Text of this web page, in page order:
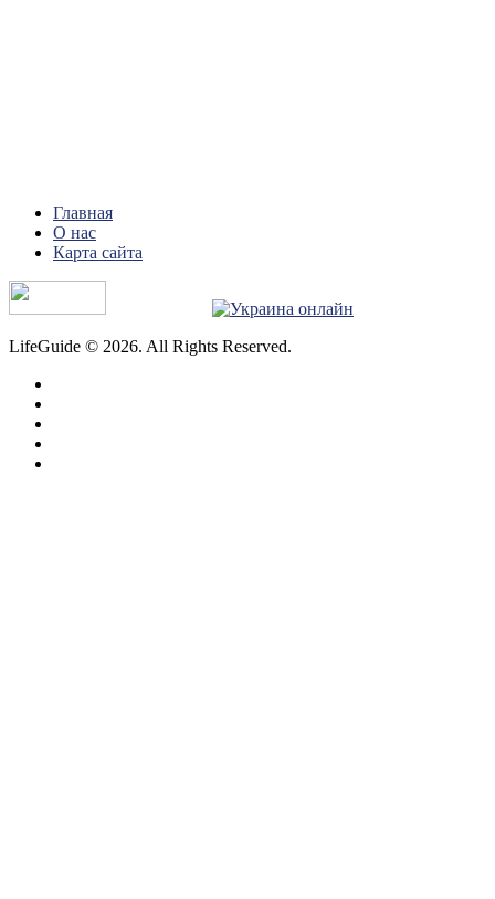
Главная
О нас
Карта сайта
LifeGuide © 2026. All Rights Reserved.